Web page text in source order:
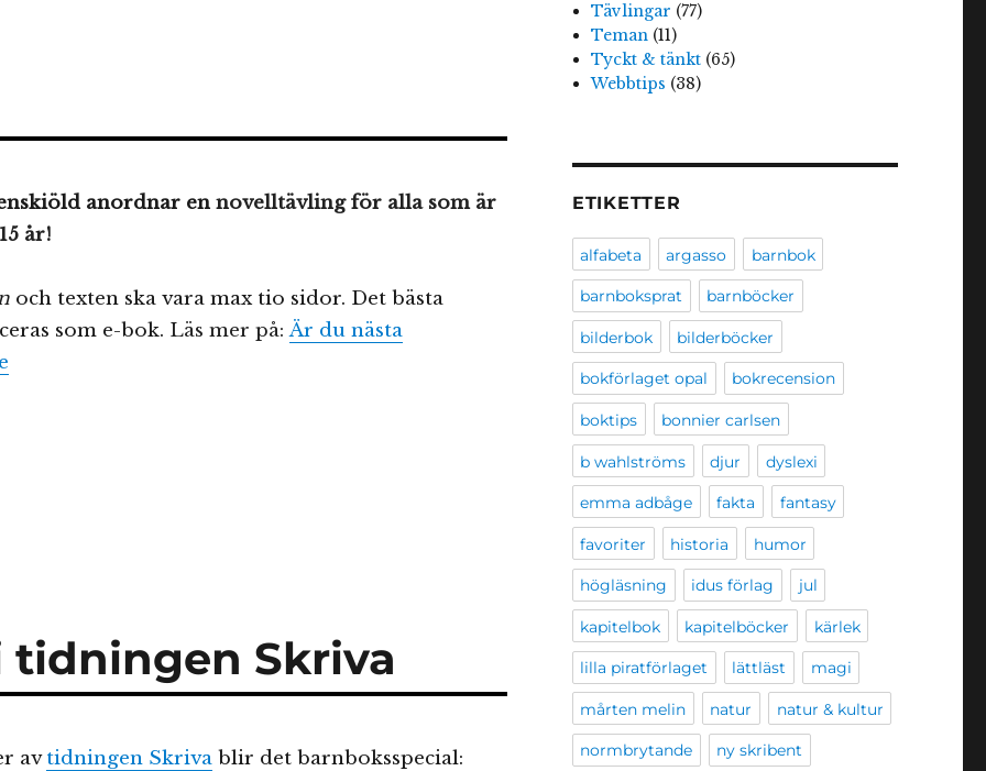
anordnar en novelltävling för alla som är
år!
och texten ska vara max tio sidor. Det bästa
som e-bok. Läs mer på:Är du nästa
tidningen Skriva
avtidningen Skrivablir det barnboksspecial:
Tävlingar (77)
Teman (11)
Tyckt & tänkt (65)
Webbtips (38)
ETIKETTER
alfabeta argasso barnbok
barnboksprat barnböcker
bilderbok bilderböcker
bokförlaget opal bokrecension
boktips bonnier carlsen
b wahlströms djur dyslexi
emma adbåge fakta fantasy
favoriter historia humor
högläsning idus förlag jul
kapitelbok kapitelböcker kärlek
lilla piratförlaget lättläst magi
mårten melin natur natur & kultur
normbrytande ny skribent